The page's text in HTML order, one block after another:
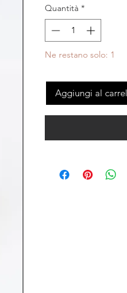
Quantità *
Ne restano solo: 1
Aggiungi al